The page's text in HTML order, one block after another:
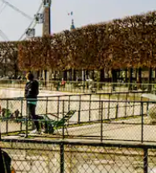
teclado ou tocando e